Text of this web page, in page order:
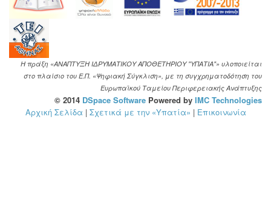
Η πράξη «ΑΝΑΠΤΥΞΗ ΙΔΡΥΜΑΤΙΚΟΥ ΑΠΟΘΕΤΗΡΙΟΥ "ΥΠΑΤΙΑ"» υλοποιείται
στο πλαίσιο του Ε.Π. «Ψηφιακή Σύγκλιση», με τη συγχρηματοδότηση του
Ευρωπαϊκού Ταμείου Περιφερειακής Ανάπτυξης
© 2014 DSpace Software Powered by IMC Technologies
Αρχική Σελίδα | Σχετικά με την «Υπατία» | Επικοινωνία